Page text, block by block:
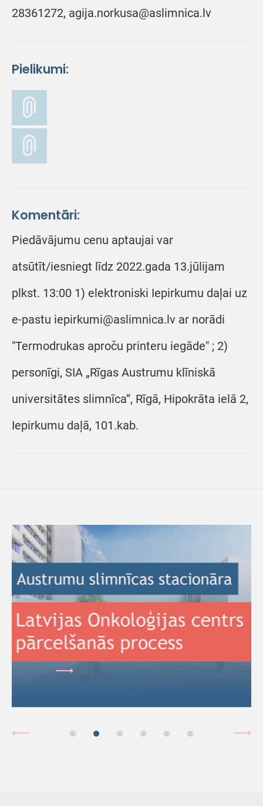
28361272, agija.norkusa@aslimnica.lv
Pielikumi:
Komentāri:
Piedāvājumu cenu aptaujai var
atsūtīt/iesniegt līdz 2022.gada 13.jūlijam
plkst. 13:00 1) elektroniski Iepirkumu daļai uz
e-pastu iepirkumi@aslimnica.lv ar norādi
"Termodrukas aproču printeru iegāde" ; 2)
personīgi, SIA „Rīgas Austrumu klīniskā
universitātes slimnīca”, Rīgā, Hipokrāta ielā 2,
Iepirkumu daļā, 101.kab.